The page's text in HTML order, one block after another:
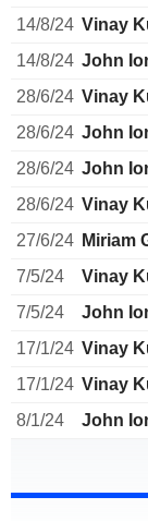
14/8/24 Vinay
14/8/24 John
28/6/24 Vinay
28/6/24 John
28/6/24 John
28/6/24 Vinay
27/6/24 Miriam
7/5/24
Vinay
7/5/24
John
17/1/24 Vinay
17/1/24 Vinay
8/1/24
John